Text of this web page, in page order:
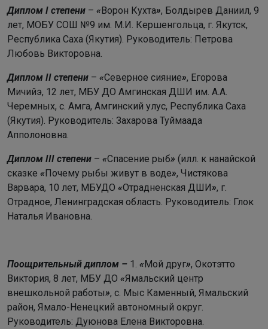
Диплом I степени – «Ворон Кухта», Болдырев Даниил, 9
лет, МОБУ СОШ №9 им. М.И. Кершенгольца, г. Якутск,
Республика Саха (Якутия). Руководитель: Петрова
Любовь Викторовна.
Диплом II степени – «Северное сияние», Егорова
Мичийэ, 12 лет, МБУ ДО Амгинская ДШИ им. А.А.
Черемных, с. Амга, Амгинский улус, Республика Саха
(Якутия). Руководитель: Захарова Туймаада
Апполоновна.
Диплом III степени – «Спасение рыб» (илл. к нанайской
сказке «Почему рыбы живут в воде», Чистякова
Варвара, 10 лет, МБУДО «Отрадненская ДШИ», г.
Отрадное, Ленинградская область. Руководитель: Глок
Наталья Ивановна.
Поощрительный диплом – 1. «Мой друг», Окотэтто
Виктория, 8 лет, МБУ ДО «Ямальский центр
внешкольной работы», с. Мыс Каменный, Ямальский
район, Ямало-Ненецкий автономный округ.
Руководитель: Дуюнова Елена Викторовна.